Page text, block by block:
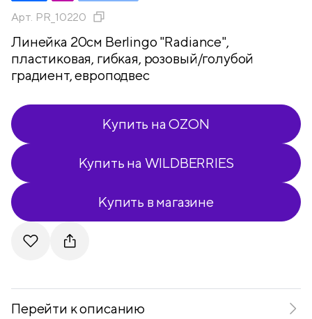
Арт. PR_10220
Линейка 20см Berlingo "Radiance",
пластиковая, гибкая, розовый/голубой
градиент, европодвес
Купить на OZON
Купить на WILDBERRIES
Купить в магазине
Перейти к описанию